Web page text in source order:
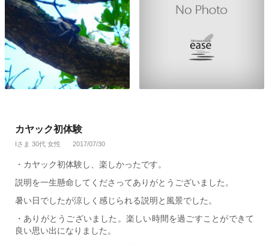
カヤック初体験
Iさま 30代 女性 2017/07/30
・カヤック初体験し、楽しかったです。
説明を一生懸命してくださってありがとうございました。
暑い日でしたが涼しく感じられる説明と風景でした。
・ありがとうございました。楽しい時間を過ごすことができて
良い思い出になりました。